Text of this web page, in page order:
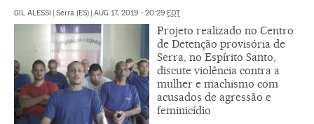
GIL ALESSI Serra (ES) AUG 17, 2019 - 20:29 EDT
Projeto realizado no Centro
de Detenção provisória de
Serra, no Espírito Santo,
discute violência contra a
mulher e machismo com
acusados de agressão e
feminicídio